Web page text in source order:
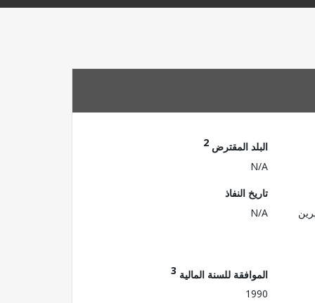
البلد المقترض 2
N/A
تاريخ النفاذ
N/A
الموافقة للسنة المالية 3
1990